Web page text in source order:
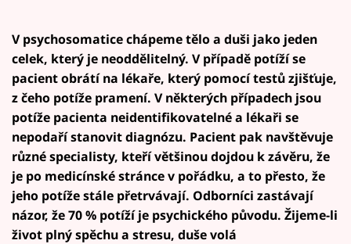
V psychosomatice chápeme tělo a duši jako jeden
celek, který je neoddělitelný. V případě potíží se
pacient obrátí na lékaře, který pomocí testů zjišťuje,
z čeho potíže pramení. V některých případech jsou
potíže pacienta neidentifikovatelné a lékaři se
nepodaří stanovit diagnózu. Pacient pak navštěvuje
různé specialisty, kteří většinou dojdou k závěru, že
je po medicínské stránce v pořádku, a to přesto, že
jeho potíže stále přetrvávají. Odborníci zastávají
názor, že 70 % potíží je psychického původu. Žijeme-li
život plný spěchu a stresu, duše volá